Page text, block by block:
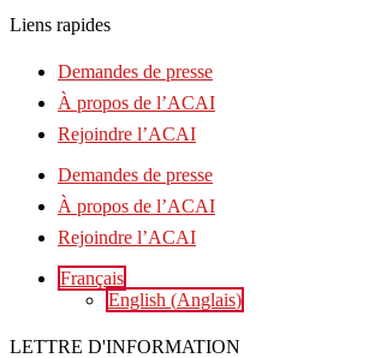
Liens rapides
Demandes de presse
À propos de l’ACAI
Rejoindre l’ACAI
Demandes de presse
À propos de l’ACAI
Rejoindre l’ACAI
Français
English (Anglais)
LETTRE D'INFORMATION